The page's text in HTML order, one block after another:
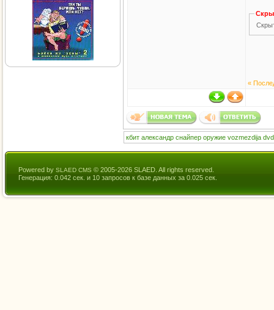
«
кбит александр снайпер оружие vozmezdija
Powered by SLAED CMS © 2005-2026 SLAED. All rights reserved.
Генерация: 0.042 сек. и 10 запросов к базе данных за 0.025 сек.